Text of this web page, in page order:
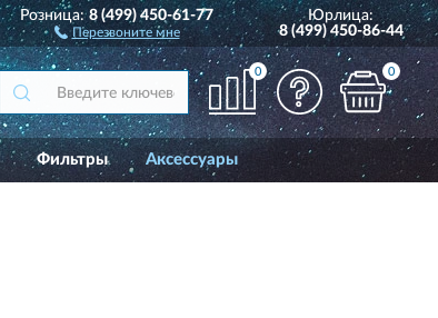
ДО 36 МЕСЯЦЕВГАРАНТИЯ
Розница:8 (499) 450-61-77
Перезвоните мне
Юрлица:
8 (499) 450-86-44
0 0
Фильтры Аксессуары